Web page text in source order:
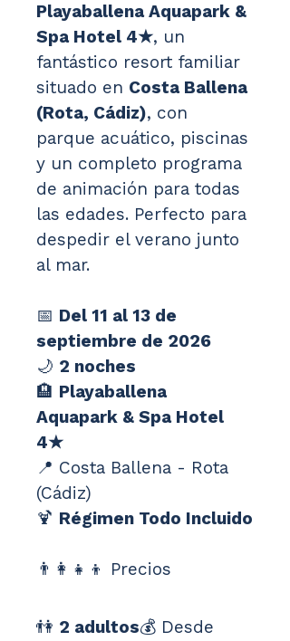
Playaballena Aquapark &
Spa Hotel 4★, un
fantástico resort familiar
situado en Costa Ballena
(Rota, Cádiz), con
parque acuático, piscinas
y un completo programa
de animación para todas
las edades. Perfecto para
despedir el verano junto
al mar.
📅 Del 11 al 13 de
septiembre de 2026
🌙 2 noches
🏨 Playaballena
Aquapark & Spa Hotel
4★
📍 Costa Ballena - Rota
(Cádiz)
🍹 Régimen Todo Incluido
👨‍👩‍👧‍👦 Precios
👫 2 adultos💰 Desde